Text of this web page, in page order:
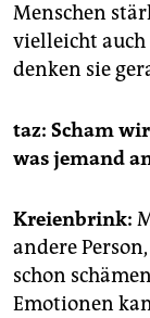
Menschen
vielleicht auch
denken sie
taz: Scham
was jemand
Kreienbrink:
andere
schon
Emotionen